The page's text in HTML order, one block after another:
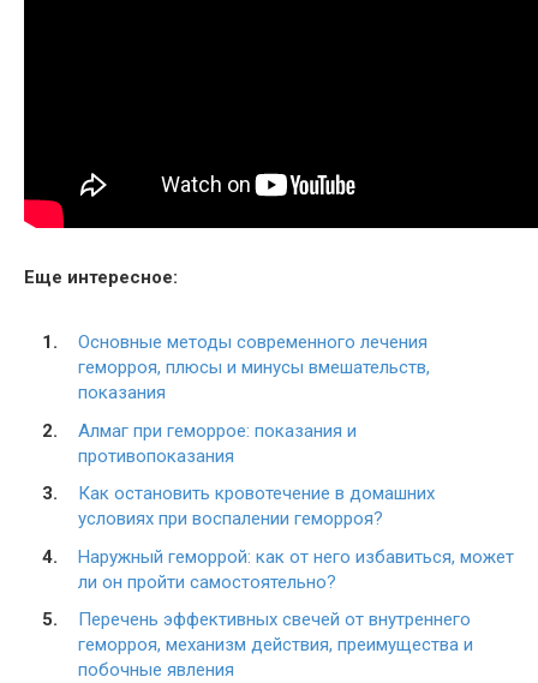
Еще интересное:
Основные методы современного лечения
геморроя, плюсы и минусы вмешательств,
показания
Алмаг при геморрое: показания и
противопоказания
Как остановить кровотечение в домашних
условиях при воспалении геморроя?
Наружный геморрой: как от него избавиться, может
ли он пройти самостоятельно?
Перечень эффективных свечей от внутреннего
геморроя, механизм действия, преимущества и
побочные явления